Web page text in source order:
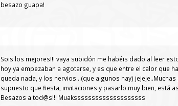
besazo guapa!
Sois los mejores!!! vaya subidón me habéis dado al leer
hoy ya empezaban a agotarse, y es que entre el calor que
queda nada, y los nervios…(que algunos hay)
supuesto que fiesta, invitaciones y pasarlo muy bien, está
Besazos a tod@s!!! Muakssssssssssssssssssss